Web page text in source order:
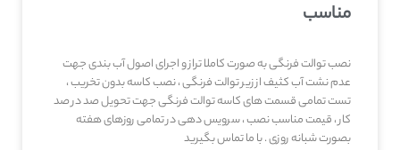
مناسب
نصب توالت فرنگی به صورت کاملا تراز و اجرای اصول آب بندی جهت
عدم نشت آب کثیف از زیر توالت فرنگی ، نصب کاسه بدون تخریب ،
تست تمامی قسمت های کاسه توالت فرنگی جهت تحویل صد در صد
کار ، قیمت مناسب نصب ، سرویس دهی در تمامی روزهای هفته
بصورت شبانه روزی . با ما تماس بگیرید